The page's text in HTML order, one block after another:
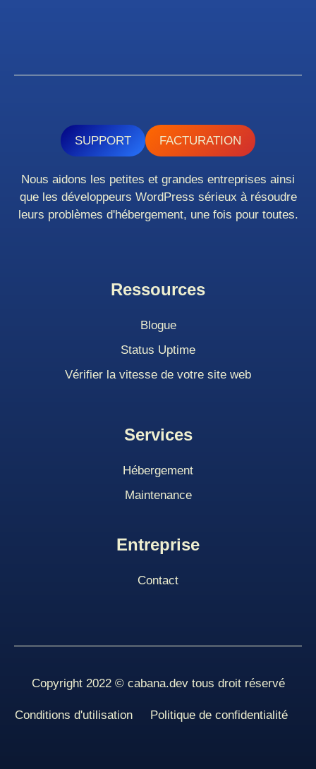
Ressources
Blogue
Status Uptime
Vérifier la vitesse de votre site web
Services
Hébergement
Maintenance
Entreprise
Contact
SUPPORT FACTURATION
Nous aidons les petites et grandes entreprises ainsi
que les développeurs WordPress sérieux à résoudre
leurs problèmes d'hébergement, une fois pour toutes.
Copyright 2022 © cabana.dev tous droit réservé
Conditions d'utilisation Politique de confidentialité